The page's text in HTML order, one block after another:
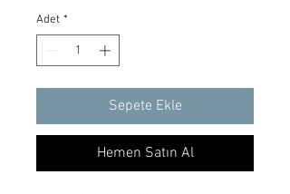
Adet *
Sepete Ekle
Hemen Satın Al